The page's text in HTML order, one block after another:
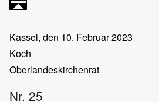
Kassel, den 10. Februar 2023
Koch
Oberlandeskirchenrat
Nr. 25